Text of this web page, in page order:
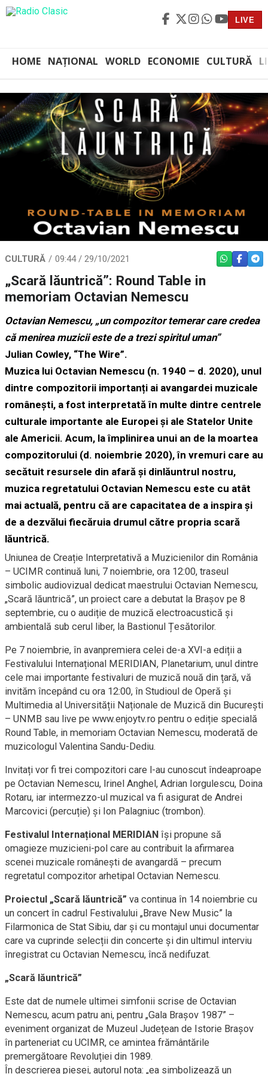
LIVE
HOME NAȚIONAL WORLD ECONOMIE CULTURĂ
CULTURĂ 09:44 / 29/10/2021 WHATSAPP
„Scară lăuntrică”: Round Table in
memoriam Octavian Nemescu
Octavian Nemescu, „un compozitor temerar care credea
că menirea muzicii este de a trezi spiritul uman”
Julian Cowley, “The Wire”.
Muzica lui Octavian Nemescu (n. 1940 – d. 2020), unul
dintre compozitorii importanți ai avangardei muzicale
românești, a fost interpretată în multe dintre centrele
culturale importante ale Europei și ale Statelor Unite
ale Americii. Acum, la împlinirea unui an de la moartea
compozitorului (d. noiembrie 2020), în vremuri care au
secătuit resursele din afară și dinlăuntrul nostru,
muzica regretatului Octavian Nemescu este cu atât
mai actuală, pentru că are capacitatea de a inspira și
de a dezvălui fiecăruia drumul către propria scară
lăuntrică.
Uniunea de Creație Interpretativă a Muzicienilor din România
– UCIMR continuă luni, 7 noiembrie, ora 12:00, traseul
simbolic audiovizual dedicat maestrului Octavian Nemescu,
„Scară lăuntrică”, un proiect care a debutat la Brașov pe 8
septembrie, cu o audiție de muzică electroacustică și
ambientală sub cerul liber, la Bastionul Țesătorilor.
Pe 7 noiembrie, în avanpremiera celei de-a XVI-a ediții a
Festivalului Internațional MERIDIAN, Planetarium, unul dintre
cele mai importante festivaluri de muzică nouă din țară, vă
invităm începând cu ora 12:00, în Studioul de Operă și
Multimedia al Universității Naționale de Muzică din București
– UNMB sau live pe www.enjoytv.ro pentru o ediție specială
Round Table, in memoriam Octavian Nemescu, moderată de
muzicologul Valentina Sandu-Dediu.
Invitați vor fi trei compozitori care l-au cunoscut îndeaproape
pe Octavian Nemescu, Irinel Anghel, Adrian Iorgulescu, Doina
Rotaru, iar intermezzo-ul muzical va fi asigurat de Andrei
Marcovici (percuție) și Ion Palagniuc (trombon).
Festivalul Internațional MERIDIAN îşi propune să
omagieze muzicieni-pol care au contribuit la afirmarea
scenei muzicale româneşti de avangardă – precum
regretatul compozitor arhetipal Octavian Nemescu.
Proiectul „Scară lăuntrică” va continua în 14 noiembrie cu
un concert în cadrul Festivalului „Brave New Music” la
Filarmonica de Stat Sibiu, dar și cu montajul unui documentar
care va cuprinde selecții din concerte și din ultimul interviu
înregistrat cu Octavian Nemescu, încă nedifuzat.
„Scară lăuntrică”
Este dat de numele ultimei simfonii scrise de Octavian
Nemescu, acum patru ani, pentru „Gala Brașov 1987” –
eveniment organizat de Muzeul Județean de Istorie Brașov
în parteneriat cu UCIMR, ce amintea frământările
premergătoare Revoluției din 1989.
În descrierea piesei, autorul nota: „ea simbolizează un